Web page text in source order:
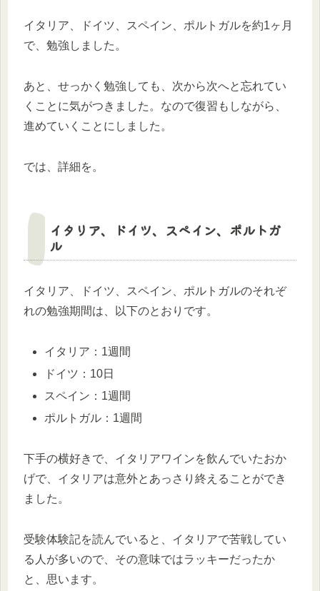
イタリア、ドイツ、スペイン、ポルトガルを約1ヶ月
で、勉強しました。
あと、せっかく勉強しても、次から次へと忘れてい
くことに気がつきました。なので復習もしながら、
進めていくことにしました。
では、詳細を。
イタリア、ドイツ、スペイン、ポルトガ
ル
イタリア、ドイツ、スペイン、ポルトガルのそれぞ
れの勉強期間は、以下のとおりです。
イタリア：1週間
ドイツ：10日
スペイン：1週間
ポルトガル：1週間
下手の横好きで、イタリアワインを飲んでいたおか
げで、イタリアは意外とあっさり終えることができ
ました。
受験体験記を読んでいると、イタリアで苦戦してい
る人が多いので、その意味ではラッキーだったか
と、思います。